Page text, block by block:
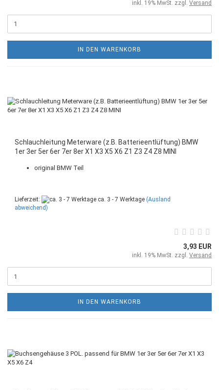
inkl. 19% MwSt. zzgl. Versand
IN DEN WARENKORB
Schlauchleitung Meterware (z.B. Batterieentlüftung) BMW
1er 3er 5er 6er 7er 8er X1 X3 X5 X6 Z1 Z3 Z4 Z8 MINI
original BMW Teil
Lieferzeit: ca. 3 - 7 Werktage (Ausland
abweichend)
3,93 EUR
inkl. 19% MwSt. zzgl. Versand
IN DEN WARENKORB